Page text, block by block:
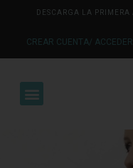
DESCARGA LA
CREAR CUENTA/ ACCEDER